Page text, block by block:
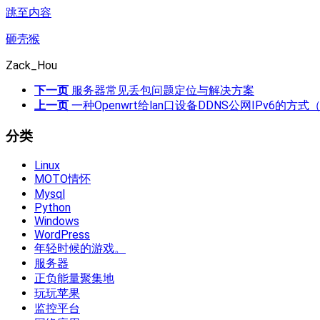
跳至内容
砸壳猴
Zack_Hou
下一页 服务器常见丢包问题定位与解决方案
上一页 一种Openwrt给lan口设备DDNS公网IPv6的方式（
分类
Linux
MOTO情怀
Mysql
Python
Windows
WordPress
年轻时候的游戏。
服务器
正负能量聚集地
玩玩苹果
监控平台